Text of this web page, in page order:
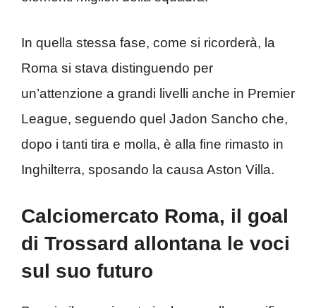
In quella stessa fase, come si ricorderà, la
Roma si stava distinguendo per
un’attenzione a grandi livelli anche in Premier
League, seguendo quel Jadon Sancho che,
dopo i tanti tira e molla, è alla fine rimasto in
Inghilterra, sposando la causa Aston Villa.
Calciomercato Roma, il goal
di Trossard allontana le voci
sul suo futuro